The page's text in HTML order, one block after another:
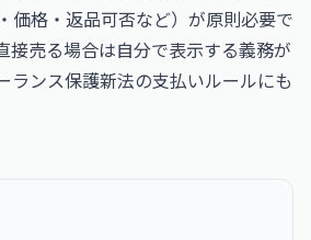
価格・返品可否など）が原則必要で
接売る場合は自分で表示する義務が
ランス保護新法の支払いルールにも